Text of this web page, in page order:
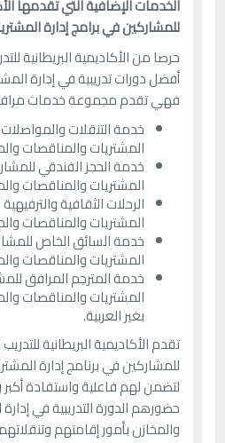
الخدمات الإضافية التي تقدمها
للمشاركين في برامج إدارة
حرصا من الأكاديمية البريطانية
أفضل دورات تدريبية في إدارة
فهي تقدم مجموعة خدمات
خدمة التنقلات
المشتريات والمناقصات
خدمة الحجز الفندقي
المشتريات والمناقصات
الرحلات الثقافية
المشتريات والمناقصات
خدمة السائق الخاص
المشتريات والمناقصات
خدمة المترجم المرافق
المشتريات والمناقصات
بغير العربية.
تقدم الأكاديمية البريطانية
للمشاركين في برنامج إدارة
لتضمن لهم فاعلية واستفادة
حضورهم الدورة التدريبية في
والمخازن بأمور إقامتهم